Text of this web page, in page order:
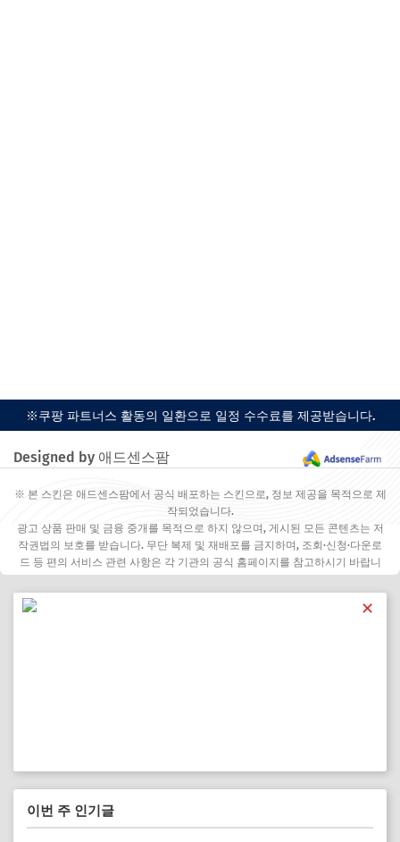
※쿠팡 파트너스 활동의 일환으로 일정 수수료를 제공받습니다.
Designed by 애드센스팜
※ 본 스킨은 애드센스팜에서 공식 배포하는 스킨으로, 정보 제공을 목적으로 제
작되었습니다.
광고 상품 판매 및 금융 중개를 목적으로 하지 않으며, 게시된 모든 콘텐츠는 저
작권법의 보호를 받습니다. 무단 복제 및 재배포를 금지하며, 조회·신청·다운로
드 등 편의 서비스 관련 사항은 각 기관의 공식 홈페이지를 참고하시기 바랍니
✕
이번 주 인기글